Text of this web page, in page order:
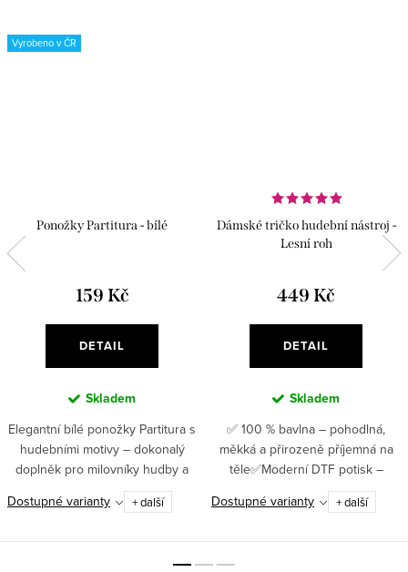
Vyrobeno v ČR
Ponožky Partitura - bílé
159 Kč
DETAIL
Skladem
Elegantní bílé ponožky Partitura s
hudebními motivy – dokonalý
doplněk pro milovníky hudby a
originálního stylu!✅ Stylový
hudební design – bílé ponožky s
Dostupné varianty + další
Dámské tričko hudební nástroj -
Lesní roh
449 Kč
DETAIL
Skladem
✅ 100 % bavlna – pohodlná,
měkká a přirozeně příjemná na
těle✅Moderní DTF potisk –
pružný, odolný, detailní ✅ Gramáž
180 g/m² – kvalitní tričko, které si
Dostupné varianty + další